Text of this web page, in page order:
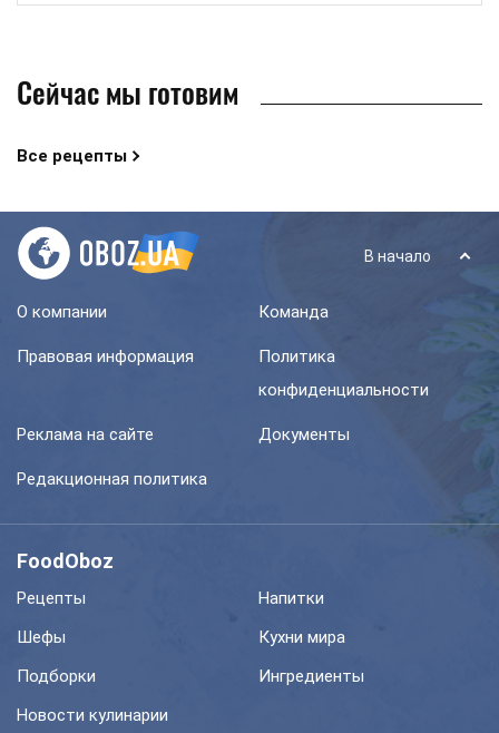
Сейчас мы готовим
Все рецепты
В начало
О компании Команда
Правовая информация
Политика
конфиденциальности
Реклама на сайте Документы
Редакционная политика
FoodOboz
Рецепты
Напитки
Шефы
Кухни мира
Подборки
Ингредиенты
Новости кулинарии